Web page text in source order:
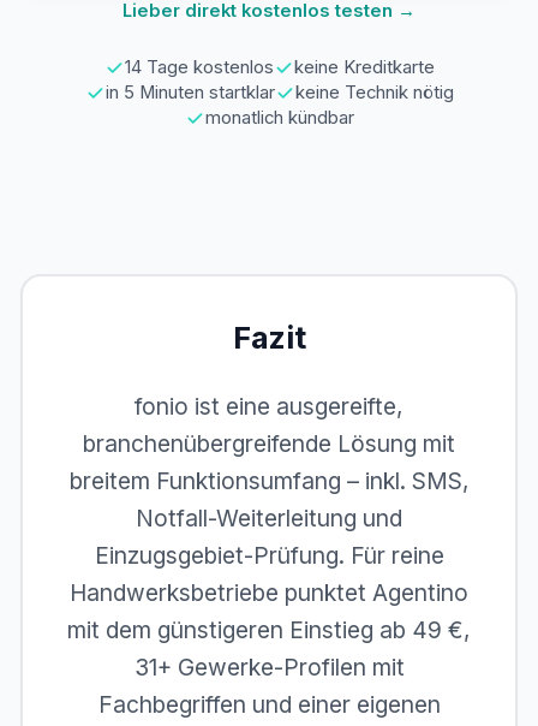
Lieber direkt kostenlos testen →
14 Tage kostenlos
keine Kreditkarte
in 5 Minuten startklar
keine Technik nötig
monatlich kündbar
Fazit
fonio ist eine ausgereifte,
branchenübergreifende Lösung mit
breitem Funktionsumfang – inkl. SMS,
Notfall-Weiterleitung und
Einzugsgebiet-Prüfung. Für reine
Handwerksbetriebe punktet Agentino
mit dem günstigeren Einstieg ab 49 €,
31+ Gewerke-Profilen mit
Fachbegriffen und einer eigenen